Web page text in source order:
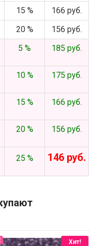
15 %
166 руб.
20 %
156 руб.
5 % 185 руб.
10 % 175 руб.
15 % 166 руб.
20 % 156 руб.
25 % 146 руб.
Хит!